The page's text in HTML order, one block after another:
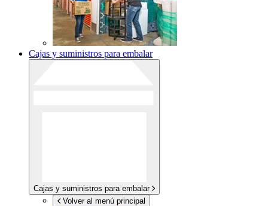
Cajas y suministros para embalar
Cajas y suministros para embalar
Volver al menú principal